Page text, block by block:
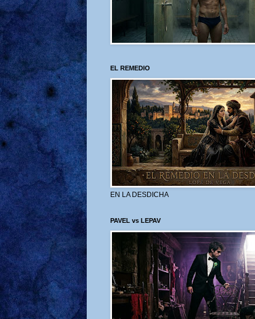
EL REMEDIO
EN LA DESDICHA
PAVEL vs LEPAV